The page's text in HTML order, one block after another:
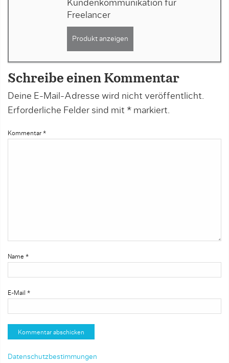
Kundenkommunikation für
Freelancer
Produkt anzeigen
Schreibe einen Kommentar
Deine E-Mail-Adresse wird nicht veröffentlicht.
Erforderliche Felder sind mit * markiert.
Kommentar *
Name *
E-Mail *
Datenschutzbestimmungen